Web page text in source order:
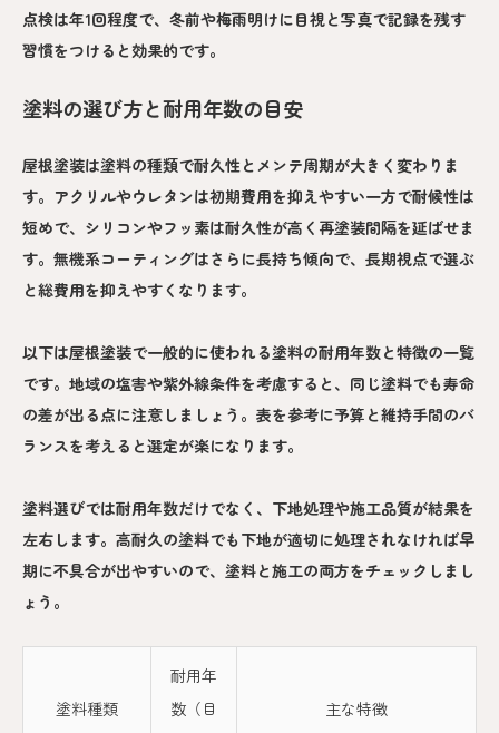
点検は年1回程度で、冬前や梅雨明けに目視と写真で記録を残す
習慣をつけると効果的です。
塗料の選び方と耐用年数の目安
屋根塗装は塗料の種類で耐久性とメンテ周期が大きく変わりま
す。アクリルやウレタンは初期費用を抑えやすい一方で耐候性は
短めで、シリコンやフッ素は耐久性が高く再塗装間隔を延ばせま
す。無機系コーティングはさらに長持ち傾向で、長期視点で選ぶ
と総費用を抑えやすくなります。
以下は屋根塗装で一般的に使われる塗料の耐用年数と特徴の一覧
です。地域の塩害や紫外線条件を考慮すると、同じ塗料でも寿命
の差が出る点に注意しましょう。表を参考に予算と維持手間のバ
ランスを考えると選定が楽になります。
塗料選びでは耐用年数だけでなく、下地処理や施工品質が結果を
左右します。高耐久の塗料でも下地が適切に処理されなければ早
期に不具合が出やすいので、塗料と施工の両方をチェックしまし
ょう。
塗料種類
耐用年
数（目
主な特徴